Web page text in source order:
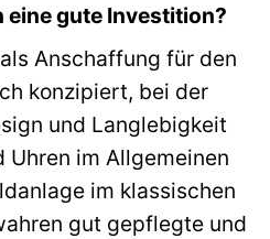
gute Investition?
Anschaffung für den
konzipiert, bei der
und Langlebigkeit
Uhren im Allgemeinen
im klassischen
gut gepflegte und